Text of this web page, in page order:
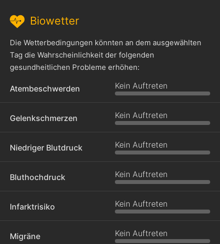
Biowetter
Die Wetterbedingungen könnten an dem ausgewählten
Tag die Wahrscheinlichkeit der folgenden
gesundheitlichen Probleme erhöhen:
Atembeschwerden Kein Auftreten
Gelenkschmerzen Kein Auftreten
Niedriger Blutdruck Kein Auftreten
Bluthochdruck Kein Auftreten
Infarktrisiko Kein Auftreten
Migräne Kein Auftreten